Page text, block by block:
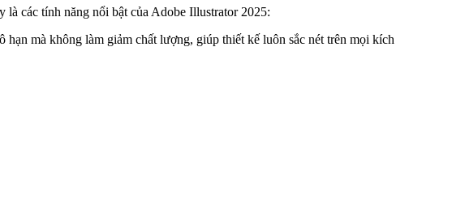
là các tính năng nổi bật của Adobe Illustrator 2025:
mà không làm giảm chất lượng, giúp thiết kế luôn sắc nét trên mọi kích